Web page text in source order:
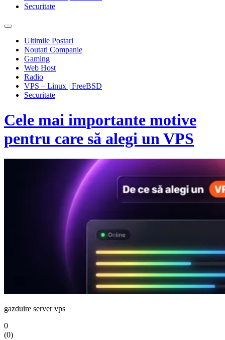
Securitate
Toggle
search
field
Ultimile Postari
Noutati Companie
Gaming
Web Host
Radio
VPS – Linux | FreeBSD
Securitate
Cele mai importante motive
pentru care să alegi un VPS
gazduire server vps
0
(0)